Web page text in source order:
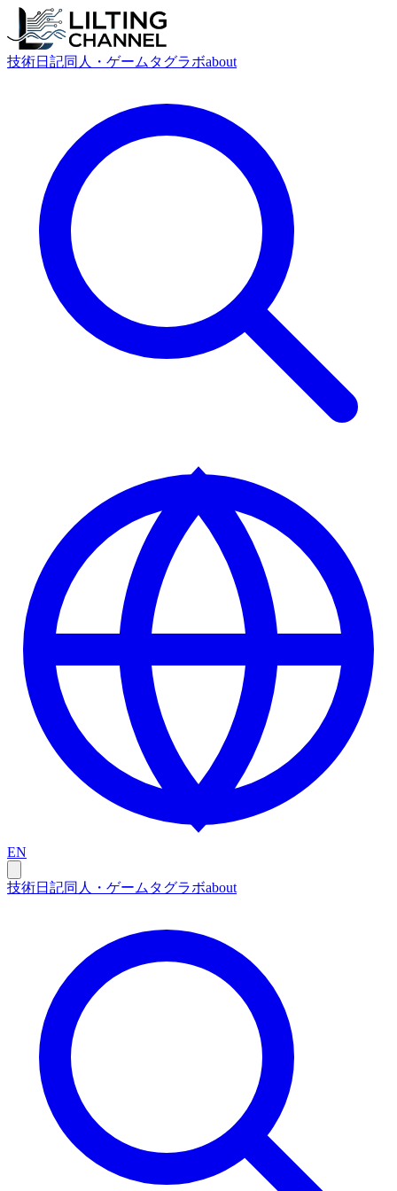
技術日記同人・ゲーム タグラボabout
EN
技術日記同人・ゲーム タグラボabout